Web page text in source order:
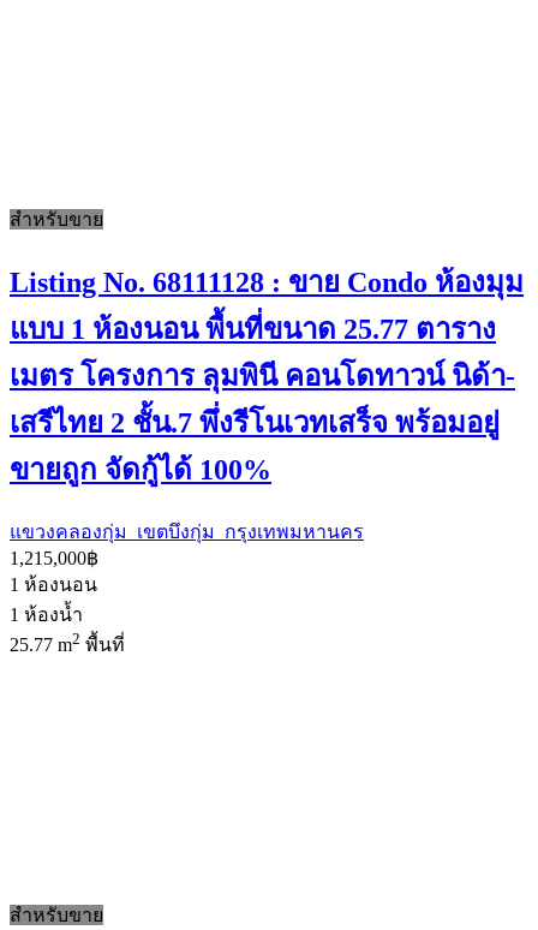
สำหรับขาย
Listing No. 68111128 : ขาย Condo ห้องมุม
แบบ 1 ห้องนอน พื้นที่ขนาด 25.77 ตาราง
เมตร โครงการ ลุมพินี คอนโดทาวน์ นิด้า-
เสรีไทย 2 ชั้น.7 พึ่งรีโนเวทเสร็จ พร้อมอยู่
ขายถูก จัดกู้ได้ 100%
แขวงคลองกุ่ม เขตบึงกุ่ม กรุงเทพมหานคร
1,215,000฿
1 ห้องนอน
1 ห้องน้ำ
25.77 m2 พื้นที่
สำหรับขาย